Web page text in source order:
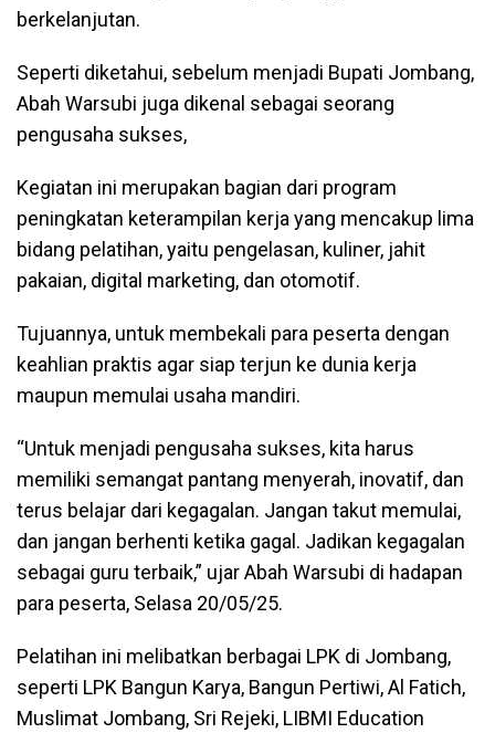
berkelanjutan.
Seperti diketahui, sebelum menjadi Bupati Jombang,
Abah Warsubi juga dikenal sebagai seorang
pengusaha sukses,
Kegiatan ini merupakan bagian dari program
peningkatan keterampilan kerja yang mencakup lima
bidang pelatihan, yaitu pengelasan, kuliner, jahit
pakaian, digital marketing, dan otomotif.
Tujuannya, untuk membekali para peserta dengan
keahlian praktis agar siap terjun ke dunia kerja
maupun memulai usaha mandiri.
“Untuk menjadi pengusaha sukses, kita harus
memiliki semangat pantang menyerah, inovatif, dan
terus belajar dari kegagalan. Jangan takut memulai,
dan jangan berhenti ketika gagal. Jadikan kegagalan
sebagai guru terbaik,” ujar Abah Warsubi di hadapan
para peserta, Selasa 20/05/25.
Pelatihan ini melibatkan berbagai LPK di Jombang,
seperti LPK Bangun Karya, Bangun Pertiwi, Al Fatich,
Muslimat Jombang, Sri Rejeki, LIBMI Education